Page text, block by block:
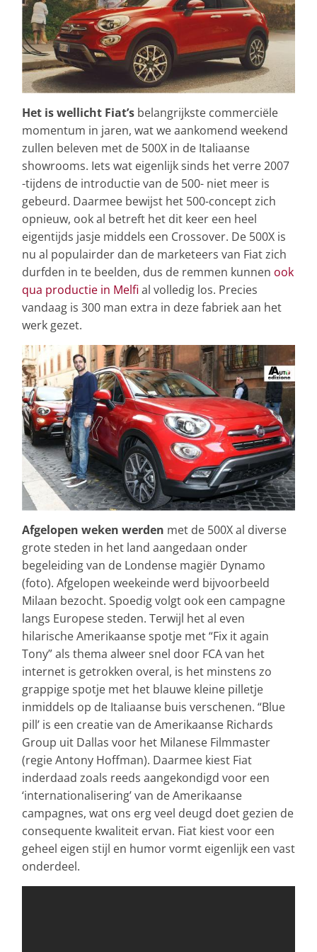
Het is wellicht Fiat’s belangrijkste commerciële
momentum in jaren, wat we aankomend weekend
zullen beleven met de 500X in de Italiaanse
showrooms. Iets wat eigenlijk sinds het verre 2007
-tijdens de introductie van de 500- niet meer is
gebeurd. Daarmee bewijst het 500-concept zich
opnieuw, ook al betreft het dit keer een heel
eigentijds jasje middels een Crossover. De 500X is
nu al populairder dan de marketeers van Fiat zich
durfden in te beelden, dus de remmen kunnen ook
qua productie in Melfi al volledig los. Precies
vandaag is 300 man extra in deze fabriek aan het
werk gezet.
Afgelopen weken werden met de 500X al diverse
grote steden in het land aangedaan onder
begeleiding van de Londense magiër Dynamo
(foto). Afgelopen weekeinde werd bijvoorbeeld
Milaan bezocht. Spoedig volgt ook een campagne
langs Europese steden. Terwijl het al even
hilarische Amerikaanse spotje met “Fix it again
Tony” als thema alweer snel door FCA van het
internet is getrokken overal, is het minstens zo
grappige spotje met het blauwe kleine pilletje
inmiddels op de Italiaanse buis verschenen. “Blue
pill’ is een creatie van de Amerikaanse Richards
Group uit Dallas voor het Milanese Filmmaster
(regie Antony Hoffman). Daarmee kiest Fiat
inderdaad zoals reeds aangekondigd voor een
‘internationalisering’ van de Amerikaanse
campagnes, wat ons erg veel deugd doet gezien de
consequente kwaliteit ervan. Fiat kiest voor een
geheel eigen stijl en humor vormt eigenlijk een vast
onderdeel.